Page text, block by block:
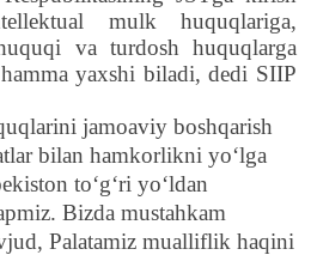
mulk huquqlariga,
va turdosh huquqlarga
yaxshi biladi, dedi SIIP
jamoaviy boshqarish
bilan hamkorlikni yo‘lga
to‘g‘ri yo‘ldan
Bizda mustahkam
Palatamiz mualliflik haqini